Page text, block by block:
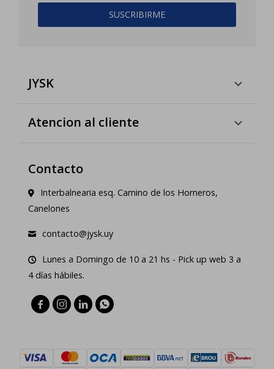
SUSCRIBIRME
JYSK
Atencion al cliente
Contacto
Interbalnearia esq. Camino de los Horneros,
Canelones
contacto@jysk.uy
Lunes a Domingo de 10 a 21 hs - Pick up web 3 a
4 días hábiles.
   